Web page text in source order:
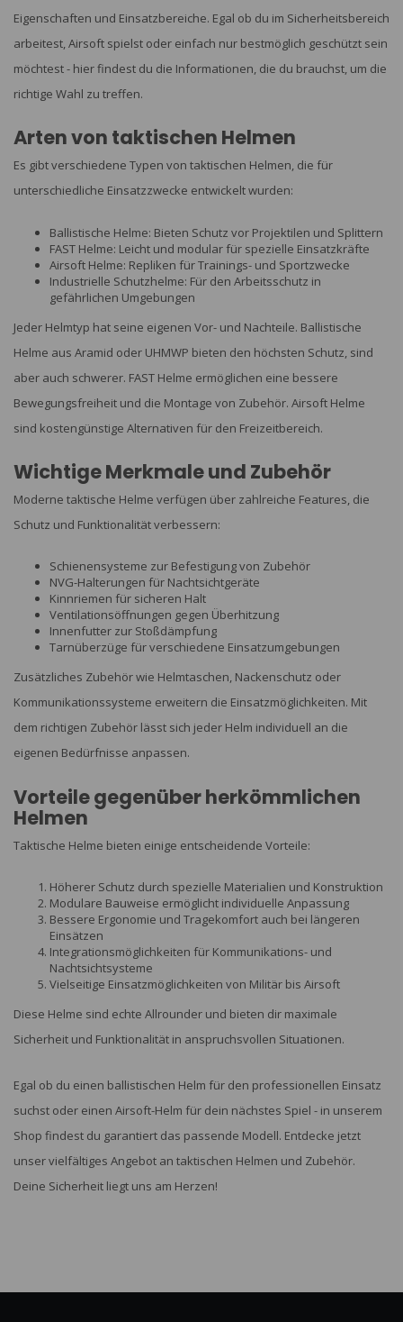
Eigenschaften und Einsatzbereiche. Egal ob du im Sicherheitsbereich
arbeitest, Airsoft spielst oder einfach nur bestmöglich geschützt sein
möchtest - hier findest du die Informationen, die du brauchst, um die
richtige Wahl zu treffen.
Arten von taktischen Helmen
Es gibt verschiedene Typen von taktischen Helmen, die für
unterschiedliche Einsatzzwecke entwickelt wurden:
Ballistische Helme: Bieten Schutz vor Projektilen und Splittern
FAST Helme: Leicht und modular für spezielle Einsatzkräfte
Airsoft Helme: Repliken für Trainings- und Sportzwecke
Industrielle Schutzhelme: Für den Arbeitsschutz in
gefährlichen Umgebungen
Jeder Helmtyp hat seine eigenen Vor- und Nachteile. Ballistische
Helme aus Aramid oder UHMWP bieten den höchsten Schutz, sind
aber auch schwerer. FAST Helme ermöglichen eine bessere
Bewegungsfreiheit und die Montage von Zubehör. Airsoft Helme
sind kostengünstige Alternativen für den Freizeitbereich.
Wichtige Merkmale und Zubehör
Moderne taktische Helme verfügen über zahlreiche Features, die
Schutz und Funktionalität verbessern:
Schienensysteme zur Befestigung von Zubehör
NVG-Halterungen für Nachtsichtgeräte
Kinnriemen für sicheren Halt
Ventilationsöffnungen gegen Überhitzung
Innenfutter zur Stoßdämpfung
Tarnüberzüge für verschiedene Einsatzumgebungen
Zusätzliches Zubehör wie Helmtaschen, Nackenschutz oder
Kommunikationssysteme erweitern die Einsatzmöglichkeiten. Mit
dem richtigen Zubehör lässt sich jeder Helm individuell an die
eigenen Bedürfnisse anpassen.
Vorteile gegenüber herkömmlichen
Helmen
Taktische Helme bieten einige entscheidende Vorteile:
Höherer Schutz durch spezielle Materialien und Konstruktion
Modulare Bauweise ermöglicht individuelle Anpassung
Bessere Ergonomie und Tragekomfort auch bei längeren
Einsätzen
Integrationsmöglichkeiten für Kommunikations- und
Nachtsichtsysteme
Vielseitige Einsatzmöglichkeiten von Militär bis Airsoft
Diese Helme sind echte Allrounder und bieten dir maximale
Sicherheit und Funktionalität in anspruchsvollen Situationen.
Egal ob du einen ballistischen Helm für den professionellen Einsatz
suchst oder einen Airsoft-Helm für dein nächstes Spiel - in unserem
Shop findest du garantiert das passende Modell. Entdecke jetzt
unser vielfältiges Angebot an taktischen Helmen und Zubehör.
Deine Sicherheit liegt uns am Herzen!